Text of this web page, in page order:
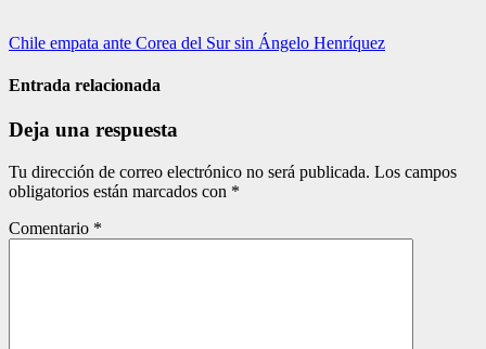
Navegación
de
Chile empata ante Corea del Sur sin Ángelo Henríquez
Entrada relacionada
Deja una respuesta
Tu dirección de correo electrónico no será publicada. Los campos
obligatorios están marcados con *
Comentario *